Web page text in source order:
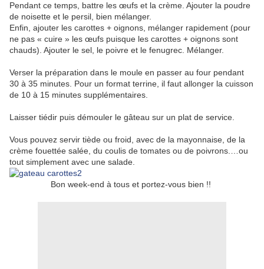
Pendant ce temps, battre les œufs et la crème. Ajouter la poudre
de noisette et le persil, bien mélanger.
Enfin, ajouter les carottes + oignons, mélanger rapidement (pour
ne pas « cuire » les œufs puisque les carottes + oignons sont
chauds). Ajouter le sel, le poivre et le fenugrec. Mélanger.
Verser la préparation dans le moule en passer au four pendant
30 à 35 minutes. Pour un format terrine, il faut allonger la cuisson
de 10 à 15 minutes supplémentaires.
Laisser tiédir puis démouler le gâteau sur un plat de service.
Vous pouvez servir tiède ou froid, avec de la mayonnaise, de la
crème fouettée salée, du coulis de tomates ou de poivrons.…ou
tout simplement avec une salade.
Bon week-end à tous et portez-vous bien !!